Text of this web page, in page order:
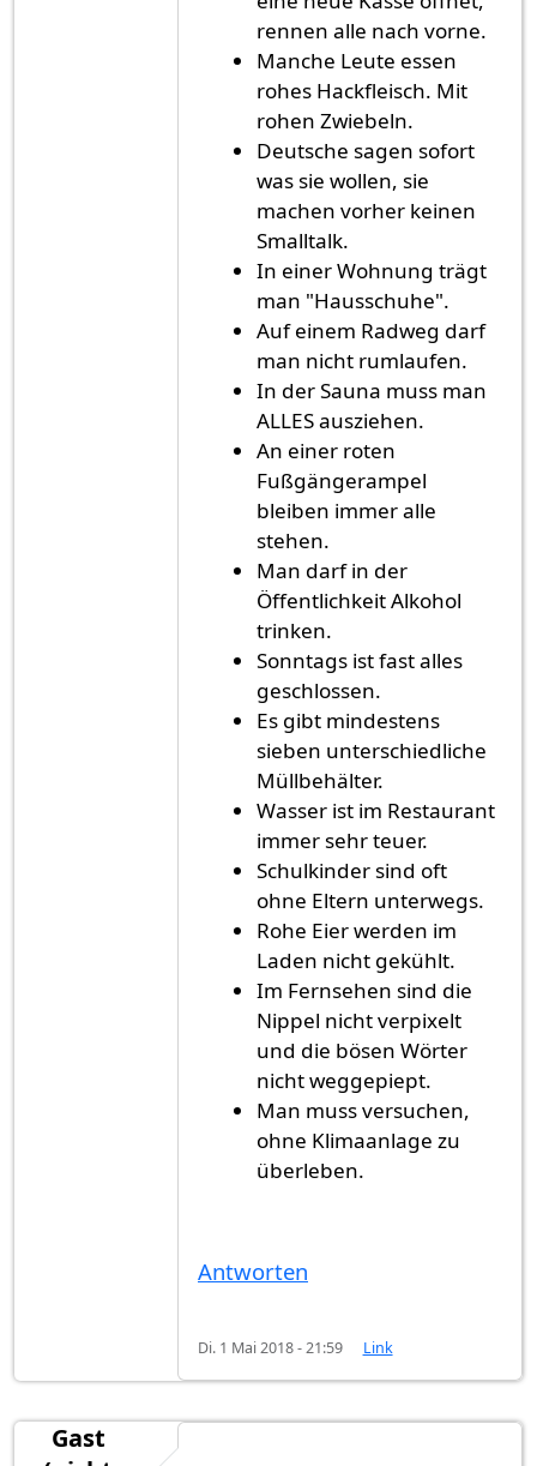
rennen alle nach vorne.
Manche Leute essen
rohes Hackfleisch. Mit
rohen Zwiebeln.
Deutsche sagen sofort
was sie wollen, sie
machen vorher keinen
Smalltalk.
In einer Wohnung trägt
man "Hausschuhe".
Auf einem Radweg darf
man nicht rumlaufen.
In der Sauna muss man
ALLES ausziehen.
An einer roten
Fußgängerampel
bleiben immer alle
stehen.
Man darf in der
Öffentlichkeit Alkohol
trinken.
Sonntags ist fast alles
geschlossen.
Es gibt mindestens
sieben unterschiedliche
Müllbehälter.
Wasser ist im Restaurant
immer sehr teuer.
Schulkinder sind oft
ohne Eltern unterwegs.
Rohe Eier werden im
Laden nicht gekühlt.
Im Fernsehen sind die
Nippel nicht verpixelt
und die bösen Wörter
nicht weggepiept.
Man muss versuchen,
ohne Klimaanlage zu
überleben.
Antworten
Di. 1 Mai 2018 - 21:59 Link
Gast